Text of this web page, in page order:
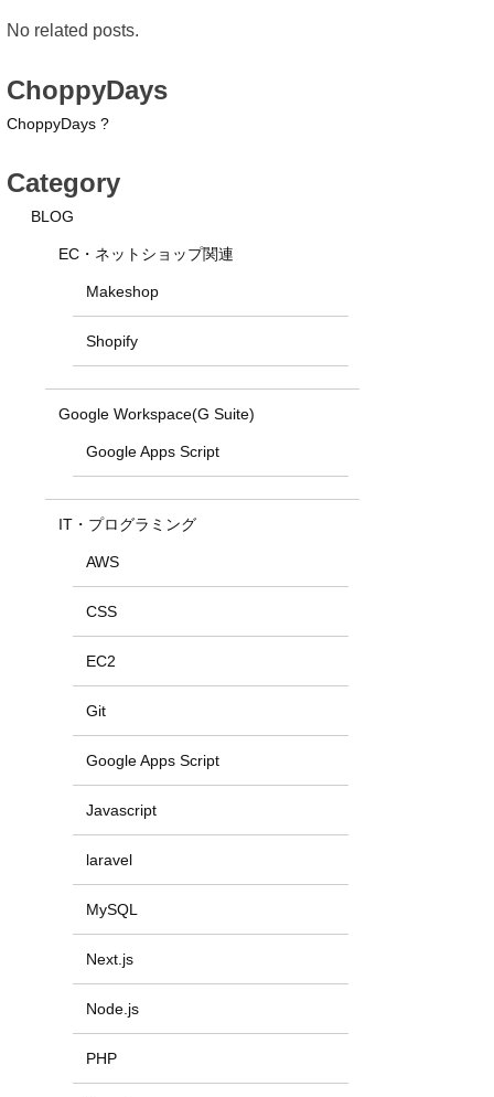
No related posts.
ChoppyDays
ChoppyDays ?
Category
BLOG
EC・ネットショップ関連
Makeshop
Shopify
Google Workspace(G Suite)
Google Apps Script
IT・プログラミング
AWS
CSS
EC2
Git
Google Apps Script
Javascript
laravel
MySQL
Next.js
Node.js
PHP